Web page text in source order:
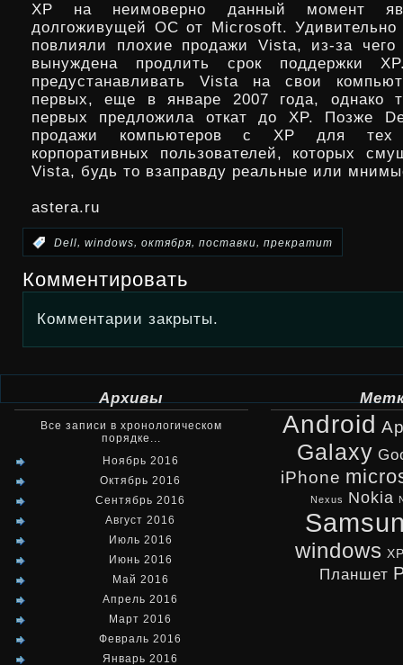
XP на неимоверно данный момент
долгоживущей ОС от Microsoft. Удивительно
повлияли плохие продажи Vista, из-за
вынуждена продлить срок поддержки
предустанавливать Vista на свои
первых, еще в январе 2007 года, однако
первых предложила откат до XP. Позже
продажи компьютеров с XP для
корпоративных пользователей, которых
Vista, будь то взаправду реальные или
astera.ru
Dell, windows, октября, поставки, прекратит
Комментировать
Комментарии закрыты.
Архивы
Все записи в хронологическом
порядке...
Ноябрь 2016
Октябрь 2016
Сентябрь 2016
Август 2016
Июль 2016
Июнь 2016
Май 2016
Апрель 2016
Март 2016
Февраль 2016
Январь 2016
Android
Galaxy
iPhone
Nexus Nokia
windows
Планшет